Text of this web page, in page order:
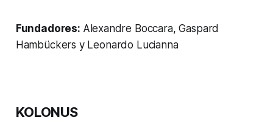
Fundadores: Alexandre Boccara, Gaspard
Hambückers y Leonardo Lucianna
KOLONUS